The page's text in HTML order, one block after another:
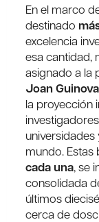
En el marco
destinado
excelencia
esa cantidad,
asignado a la
Joan
la proyección
mundo. Estas
cada una, se
consolidada
últimos
cerca de